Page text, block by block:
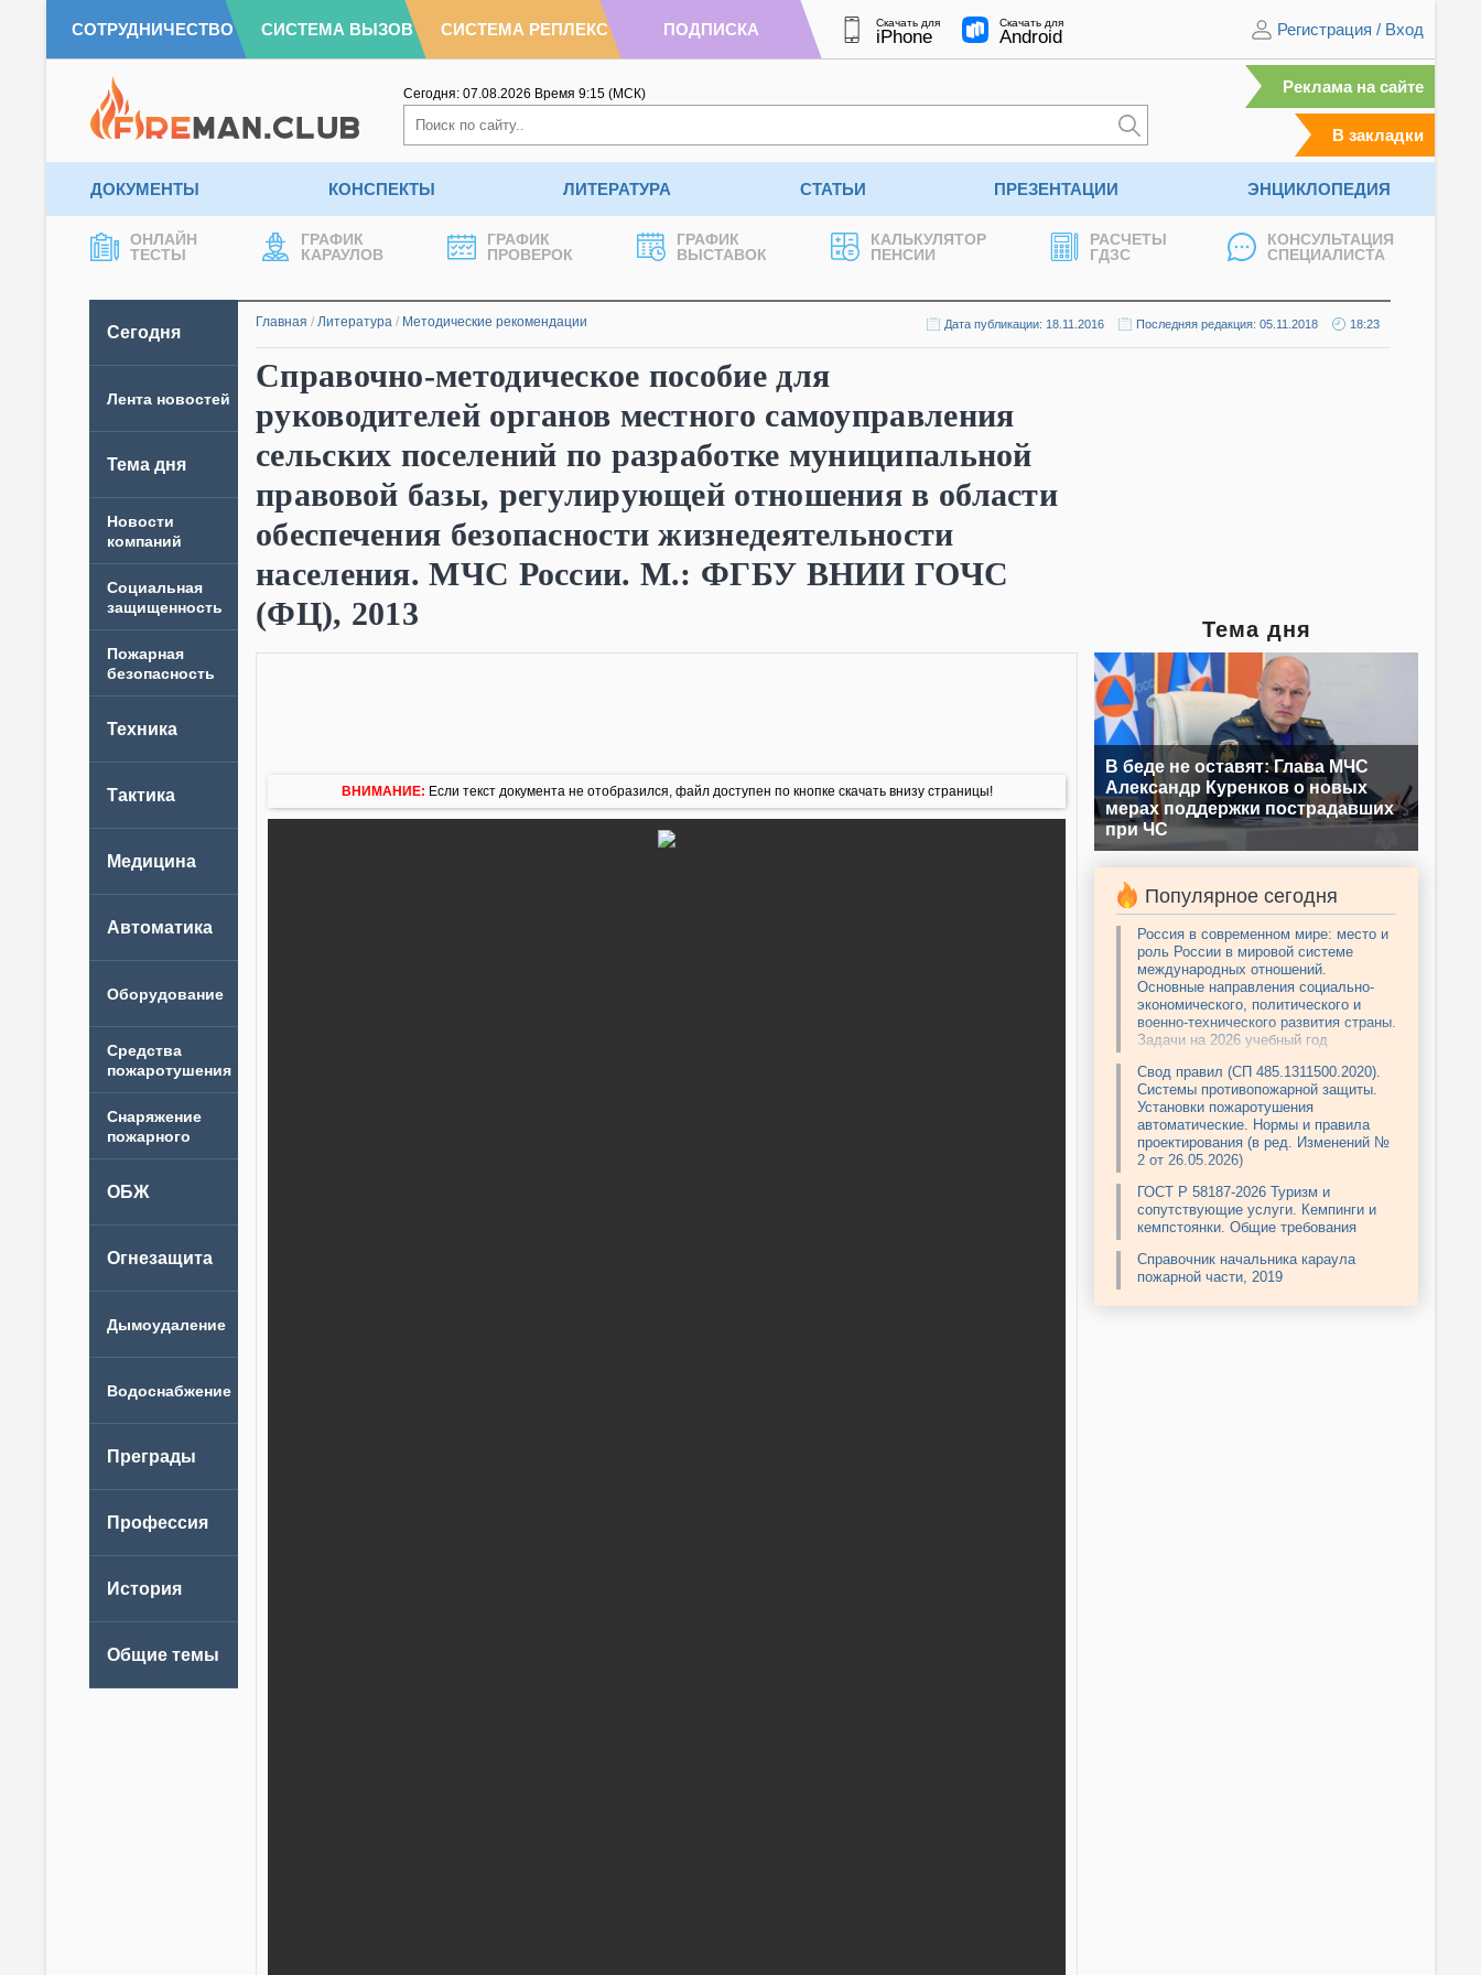
СОТРУДНИЧЕСТВО СИСТЕМА ВЫЗОВ СИСТЕМА РЕПЛЕКС ПОДПИСКА Скачать для
iPhone
Скачать для
Android Регистрация / Вход
Сегодня: 07.08.2026 Время 9:15 (МСК) Реклама на сайте
В закладки
ДОКУМЕНТЫ КОНСПЕКТЫ ЛИТЕРАТУРА СТАТЬИ ПРЕЗЕНТАЦИИ ЭНЦИКЛОПЕДИЯ
ОНЛАЙН
ТЕСТЫ
ГРАФИК
КАРАУЛОВ
ГРАФИК
ПРОВЕРОК
ГРАФИК
ВЫСТАВОК
КАЛЬКУЛЯТОР
ПЕНСИИ
РАСЧЕТЫ
ГДЗС
КОНСУЛЬТАЦИЯ
СПЕЦИАЛИСТА
Сегодня
Лента новостей
Тема дня
Новости
компаний
Главная / Литература / Методические рекомендации Дата публикации: 18.11.2016 Последняя редакция: 05.11.2018 18:23
Справочно-методическое пособие для
руководителей органов местного самоуправления
сельских поселений по разработке муниципальной
правовой базы, регулирующей отношения в области
обеспечения безопасности жизнедеятельности
населения. МЧС России. М.: ФГБУ ВНИИ ГОЧС
(ФЦ), 2013
ВНИМАНИЕ: Если текст документа не отобразился, файл доступен по кнопке скачать внизу страницы!
Тема дня
В беде не оставят: Глава МЧС
Александр Куренков о новых
мерах поддержки пострадавших
при ЧС
Популярное сегодня
Россия в современном мире: место и
роль России в мировой системе
международных отношений.
Основные направления социально-
экономического, политического и
военно-технического развития страны.
Задачи на 2026 учебный год
Свод правил (СП 485.1311500.2020).
Системы противопожарной защиты.
Установки пожаротушения
автоматические. Нормы и правила
проектирования (в ред. Изменений №
2 от 26.05.2026)
ГОСТ Р 58187-2026 Туризм и
сопутствующие услуги. Кемпинги и
кемпстоянки. Общие требования
Справочник начальника караула
пожарной части, 2019